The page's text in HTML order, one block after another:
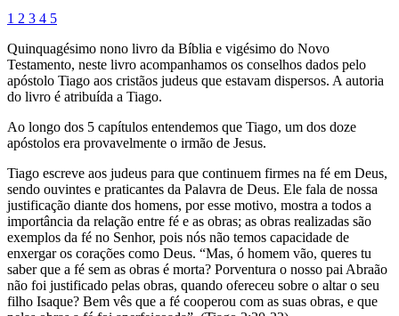
1 2 3 4 5
Quinquagésimo nono livro da Bíblia e vigésimo do Novo
Testamento, neste livro acompanhamos os conselhos dados pelo
apóstolo Tiago aos cristãos judeus que estavam dispersos. A autoria
do livro é atribuída a Tiago.
Ao longo dos 5 capítulos entendemos que Tiago, um dos doze
apóstolos era provavelmente o irmão de Jesus.
Tiago escreve aos judeus para que continuem firmes na fé em Deus,
sendo ouvintes e praticantes da Palavra de Deus. Ele fala de nossa
justificação diante dos homens, por esse motivo, mostra a todos a
importância da relação entre fé e as obras; as obras realizadas são
exemplos da fé no Senhor, pois nós não temos capacidade de
enxergar os corações como Deus. “Mas, ó homem vão, queres tu
saber que a fé sem as obras é morta? Porventura o nosso pai Abraão
não foi justificado pelas obras, quando ofereceu sobre o altar o seu
filho Isaque? Bem vês que a fé cooperou com as suas obras, e que